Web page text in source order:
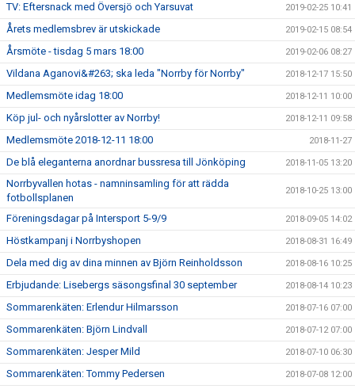
TV: Eftersnack med Översjö och Yarsuvat 2019-02-25 10:41
Årets medlemsbrev är utskickade 2019-02-15 08:54
Årsmöte - tisdag 5 mars 18:00 2019-02-06 08:27
Vildana Aganovi&#263; ska leda "Norrby för Norrby" 2018-12-17 15:50
Medlemsmöte idag 18:00 2018-12-11 10:00
Köp jul- och nyårslotter av Norrby! 2018-12-11 09:58
Medlemsmöte 2018-12-11 18:00 2018-11-27
De blå eleganterna anordnar bussresa till Jönköping 2018-11-05 13:20
Norrbyvallen hotas - namninsamling för att rädda
fotbollsplanen
2018-10-25 13:00
Föreningsdagar på Intersport 5-9/9 2018-09-05 14:02
Höstkampanj i Norrbyshopen 2018-08-31 16:49
Dela med dig av dina minnen av Björn Reinholdsson 2018-08-16 10:25
Erbjudande: Lisebergs säsongsfinal 30 september 2018-08-14 10:23
Sommarenkäten: Erlendur Hilmarsson 2018-07-16 07:00
Sommarenkäten: Björn Lindvall 2018-07-12 07:00
Sommarenkäten: Jesper Mild 2018-07-10 06:30
Sommarenkäten: Tommy Pedersen 2018-07-08 12:00